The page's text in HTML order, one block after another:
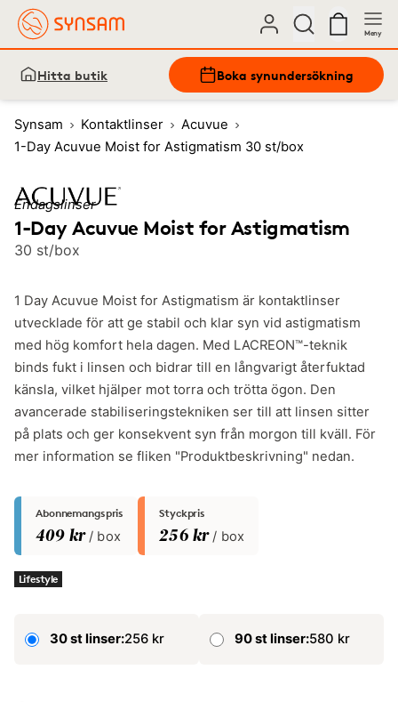
Meny
Hitta butik Boka synundersökning
Synsam Kontaktlinser
Acuvue
1-Day Acuvue Moist for Astigmatism 30 st/box
Endagslinser
1-Day Acuvue Moist for Astigmatism
30 st/box
1 Day Acuvue Moist for Astigmatism är kontaktlinser
utvecklade för att ge stabil och klar syn vid astigmatism
med hög komfort hela dagen. Med LACREON™-teknik
binds fukt i linsen och bidrar till en långvarigt återfuktad
känsla, vilket hjälper mot torra och trötta ögon. Den
avancerade stabiliseringstekniken ser till att linsen sitter
på plats och ger konsekvent syn från morgon till kväll. För
mer information se fliken "Produktbeskrivning" nedan.
Abonnemangspris
409 kr / box
Styckpris
256 kr / box
Lifestyle
30 st linser:256 kr 90 st linser:580 kr